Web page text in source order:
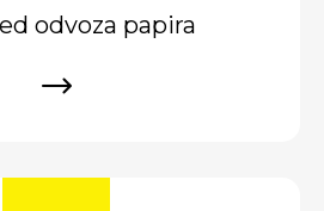
odvoza papira